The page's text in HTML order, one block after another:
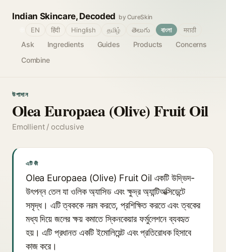
Indian Skincare, Decoded by CureSkin
Ask Ingredients Guides Products
Concerns
Combine
EN हिंदी Hinglish தமிழ் తెలుగు বাংলা मराठी
উপাদান
Olea Europaea (Olive) Fruit Oil
Emollient / occlusive
এটি কী
Olea Europaea (Olive) Fruit Oil একটি উদ্ভিদ-
উৎপন্ন তেল যা ওলিক অ্যাসিড এবং ক্ষুদ্র অ্যান্টিঅক্সিডেন্টে
সমৃদ্ধ। এটি ত্বককে নরম করতে, প্রশিক্ষিত করতে এবং ত্বকের
মধ্য দিয়ে জলের ক্ষয় কমাতে স্কিনকেয়ার ফর্মুলেশনে ব্যবহৃত
হয়। এটি প্রধানত একটি ইমোলিয়েন্ট এবং প্রতিরোধক হিসাবে
কাজ করে।